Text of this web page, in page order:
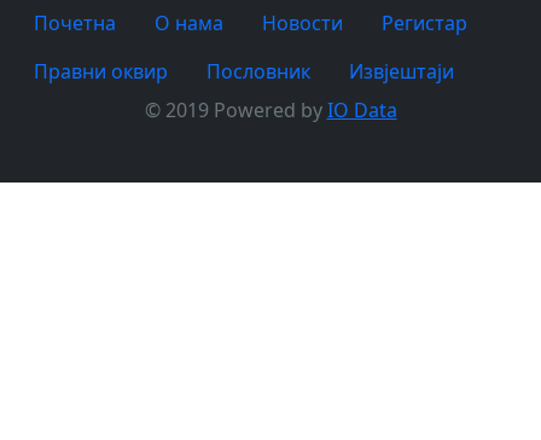
Почетна O нама Новости
Регистар
Правни оквир
Пословник
Извјештаји
© 2019 Powered byIO Data